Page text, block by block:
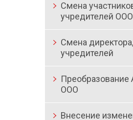
Смена
учредителей ООО
Смена директора,
учредителей
Преобразование
ООО
Внесение